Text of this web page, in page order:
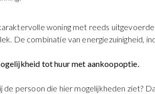
woning met reeds
De combinatie van energiezuinigheid,
tot huur met aankoopoptie.
de persoon die hier mogelijkheden ziet?